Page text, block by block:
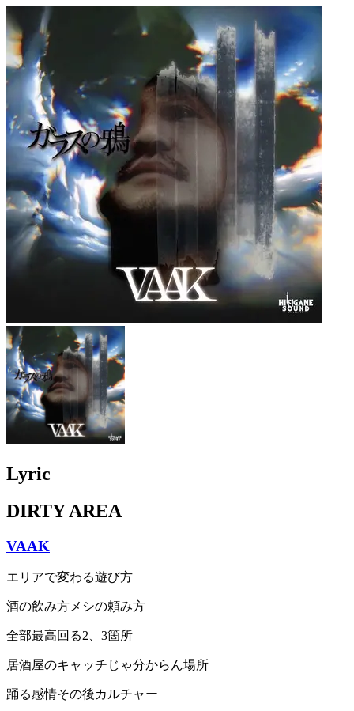
Lyric
DIRTY AREA
VAAK
エリアで変わる遊び方
酒の飲み方メシの頼み方
全部最高回る2、3箇所
居酒屋のキャッチじゃ分からん場所
踊る感情その後カルチャー